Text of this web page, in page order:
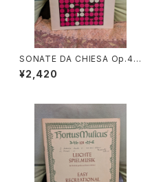
SONATE DA CHIESA Op.4 -
Op.8【著者：G.LEGRENZI】出
版社：HEUGEL& Cie 1968年
¥2,420